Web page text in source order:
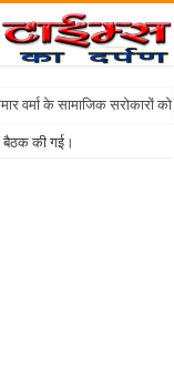
वर्मा के सामाजिक सरोकारों को
बैठक की गई।